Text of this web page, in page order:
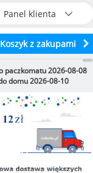
Panel klienta
Koszyk z zakupami
paczkomatu 2026-08-08
domu 2026-08-10